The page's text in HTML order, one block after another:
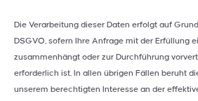
Die Verarbeitung dieser Daten erfolgt auf
DSGVO, sofern Ihre Anfrage mit der Erfüllung
zusammenhängt oder zur Durchführung
erforderlich ist. In allen übrigen Fällen beruht
unserem berechtigten Interesse an der